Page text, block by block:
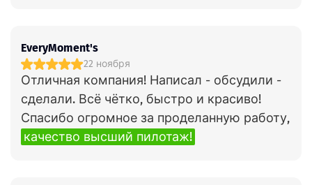
EveryMoment's
22 ноября
Отличная компания! Написал - обсудили -
сделали. Всё чётко, быстро и красиво!
Спасибо огромное за проделанную работу,
качество высший пилотаж!